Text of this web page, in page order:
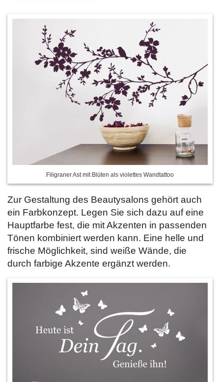
Filigraner Ast mit Blüten als violettes Wandtattoo
Zur Gestaltung des Beautysalons gehört auch
ein Farbkonzept. Legen Sie sich dazu auf eine
Hauptfarbe fest, die mit Akzenten in passenden
Tönen kombiniert werden kann. Eine helle und
frische Möglichkeit, sind weiße Wände, die
durch farbige Akzente ergänzt werden.